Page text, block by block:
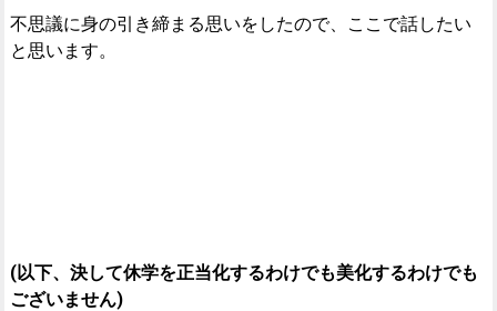
不思議に身の引き締まる思いをしたので、ここで話したい
と思います。
(以下、決して休学を正当化するわけでも美化するわけでも
ございません)